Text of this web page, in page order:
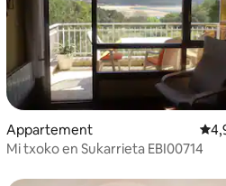
van 4,92 uit 5, 140
Appartement
Mi txoko en Sukarrieta EBI00714